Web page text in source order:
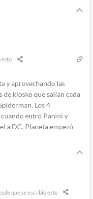
esto
y aprovechando las
de kiosko que salían cada
Los 4
entró Panini y
a DC, Planeta empezó
que se escribió esto